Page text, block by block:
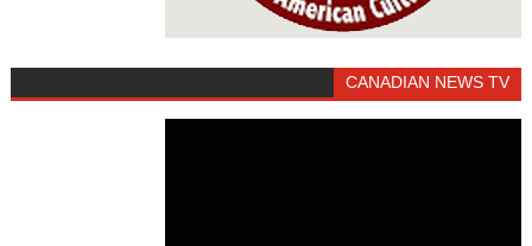
CANADIAN NEWS TV